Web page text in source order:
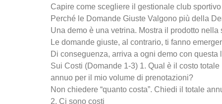
Capire come scegliere il gestionale club
Perché le Domande Giuste Valgono più della
Una demo è una vetrina. Mostra il prodotto
Le domande giuste, al contrario, ti fanno
Di conseguenza, arriva a ogni demo con
Sui Costi (Domande 1-3) 1. Qual è il costo totale
annuo per il mio volume di prenotazioni?
Non chiedere “quanto costa”. Chiedi il totale
2. Ci sono costi